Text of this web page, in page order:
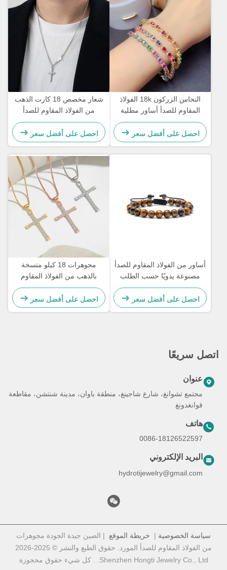
النحاس الزركون 18k الفولاذ
المقاوم للصدأ أساور مطلية
بالذهب سوار نسائي مرصع
بالألماس
احصل على أفضل سعر
شعار مخصص 18 كارت الذهب
من الفولاذ المقاوم للصدأ
سلسلة الرجال المجوهرات
الصليب سلسلة القلادة
احصل على أفضل سعر
أساور من الفولاذ المقاوم للصدأ
مصنوعة يدويًا حسب الطلب
هدية للزوجين للرجال سوار
مطرز بحجر عين النمر
احصل على أفضل سعر
مجوهرات 18 كيلو متسخة
بالذهب من الفولاذ المقاوم
للصدأ مجوهرات امرأة
احصل على أفضل سعر
اتصل سريعًا
عنوان
مجتمع تشوانغ، شارع شاجينغ، منطقة باوان، مدينة شنتشن، مقاطعة
قوانغدونغ
هاتف
0086-18126522597
البريد الإلكتروني
hydrotijewelry@gmail.com
سياسة الخصوصية | خريطة الموقع | الصين جيدة الجودة مجوهرات
من الفولاذ المقاوم للصدأ المورد. حقوق الطبع والنشر © 2025-2026
Shenzhen Hongti Jewelry Co., Ltd. . كل شيء حقوق محجوزة